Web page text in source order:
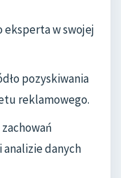
eksperta w swojej
pozyskiwania
reklamowego.
danych